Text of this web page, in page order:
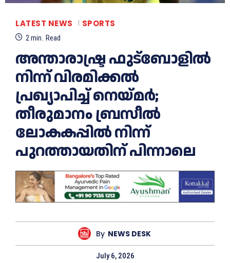
LATEST NEWS SPORTS
2 min. Read
അന്താരാഷ്ട്ര ഫുട്‌ബോളിൽ
നിന്ന് വിരമിക്കൽ
പ്രഖ്യാപിച്ച് നെയ്മർ;
തീരുമാനം ബ്രസീല്‍
ലോകകപ്പില്‍ നിന്ന്
പുറത്തായതിന് പിന്നാലെ
By NEWS DESK
July 6, 2026